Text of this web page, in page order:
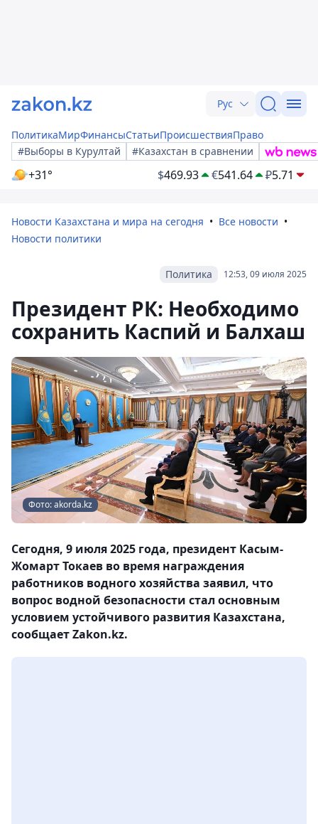
Рус
ПолитикаМирФинансыСтатьиПроисшествияПраво
#Выборы в Курултай
#Казахстан в сравнении
+31° $469.93 €541.64 ₽5.71
Новости Казахстана и мира на сегодня
Все новости
Новости политики
12:53, 09 июля 2025
Политика
Президент РК: Необходимо
сохранить Каспий и Балхаш
Фото: akorda.kz
Сегодня, 9 июля 2025 года, президент Касым-
Жомарт Токаев во время награждения
работников водного хозяйства заявил, что
вопрос водной безопасности стал основным
условием устойчивого развития Казахстана,
сообщает Zakon.kz.